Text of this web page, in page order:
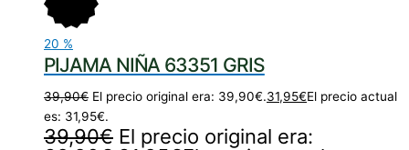
20 %
PIJAMA NIÑA 63351 GRIS
39,90€ El precio original era: 39,90€.31,95€El precio actual
es: 31,95€.
39,90€ El precio original era: